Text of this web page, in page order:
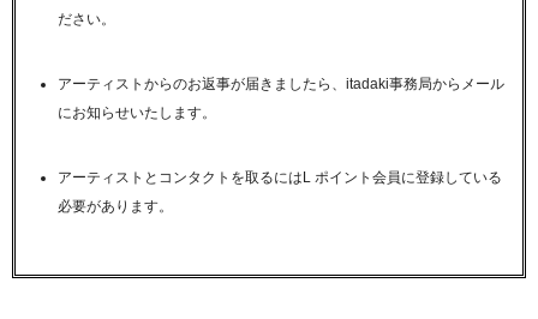
ださい。
アーティストからのお返事が届きましたら、itadaki事務局からメール
にお知らせいたします。
アーティストとコンタクトを取るにはL ポイント会員に登録している
必要があります。